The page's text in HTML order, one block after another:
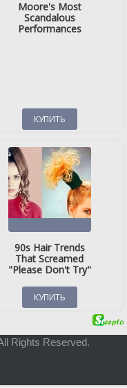
Rights Reserved.